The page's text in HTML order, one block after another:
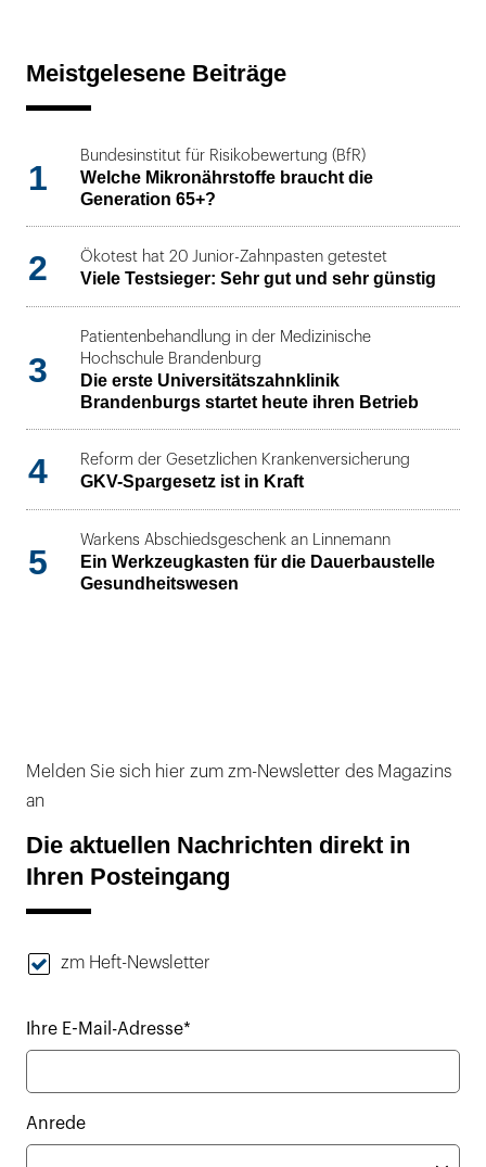
Meistgelesene Beiträge
1
Bundesinstitut für Risikobewertung (BfR)
Welche Mikronährstoffe braucht die
Generation 65+?
2 Ökotest hat 20 Junior-Zahnpasten getestet
Viele Testsieger: Sehr gut und sehr günstig
3
Patientenbehandlung in der Medizinische
Hochschule Brandenburg
Die erste Universitätszahnklinik
Brandenburgs startet heute ihren Betrieb
4 Reform der Gesetzlichen Krankenversicherung
GKV-Spargesetz ist in Kraft
5
Warkens Abschiedsgeschenk an Linnemann
Ein Werkzeugkasten für die Dauerbaustelle
Gesundheitswesen
Melden Sie sich hier zum zm-Newsletter des Magazins
an
Die aktuellen Nachrichten direkt in
Ihren Posteingang
zm Heft-Newsletter
Ihre E-Mail-Adresse*
Anrede